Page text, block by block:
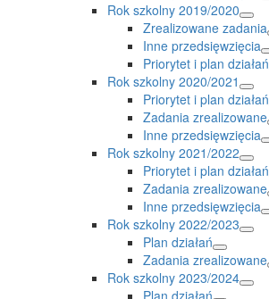
Rok szkolny 2019/2020
Zrealizowane zadania
Inne przedsięwzięcia
Priorytet i plan działań
Rok szkolny 2020/2021
Priorytet i plan działań
Zadania zrealizowane
Inne przedsięwzięcia
Rok szkolny 2021/2022
Priorytet i plan działań
Zadania zrealizowane
Inne przedsięwzięcia
Rok szkolny 2022/2023
Plan działań
Zadania zrealizowane
Rok szkolny 2023/2024
Plan działań